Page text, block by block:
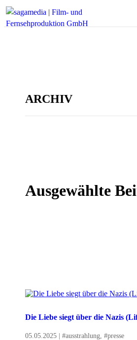
ARCHIV
Ausgewählte
Die Liebe siegt über die Nazis
05.05.2025 |#ausstrahlung ,#presse